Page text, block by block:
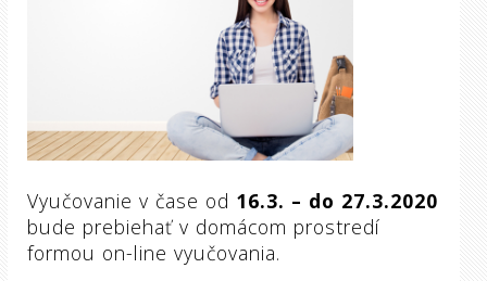
Vyučovanie v čase od 16.3. – do 27.3.2020
bude prebiehať v domácom prostredí
formou on-line vyučovania.